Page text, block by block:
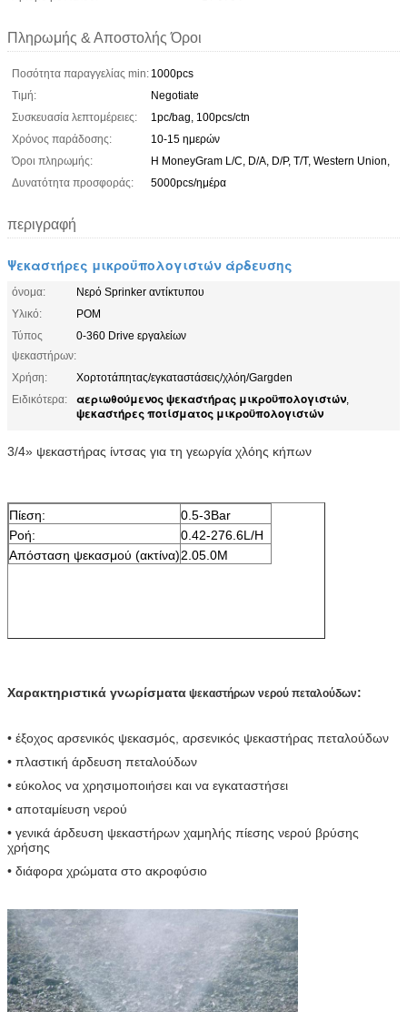
Πληρωμής & Αποστολής Όροι
Ποσότητα παραγγελίας min: 1000pcs
Τιμή:
Negotiate
Συσκευασία λεπτομέρειες:
1pc/bag, 100pcs/ctn
Χρόνος παράδοσης:
10-15 ημερών
Όροι πληρωμής:
Η MoneyGram L/C, D/A, D/P, T/T, Western Union,
Δυνατότητα προσφοράς:
5000pcs/ημέρα
περιγραφή
Ψεκαστήρες μικροϋπολογιστών άρδευσης
όνομα:
Νερό Sprinker αντίκτυπου
Υλικό:
POM
Τύπος
ψεκαστήρων:
0-360 Drive εργαλείων
Χρήση:
Χορτοτάπητας/εγκαταστάσεις/χλόη/Gargden
Ειδικότερα:
αεριωθούμενος ψεκαστήρας μικροϋπολογιστών,
ψεκαστήρες ποτίσματος μικροϋπολογιστών
3/4» ψεκαστήρας ίντσας για τη γεωργία χλόης κήπων
Πίεση:
0.5-3Bar
Ροή:
0.42-276.6L/H
Απόσταση ψεκασμού (ακτίνα)2.05.0M
Χαρακτηριστικά γνωρίσματα ψεκαστήρων νερού πεταλούδων:
• έξοχος αρσενικός ψεκασμός, αρσενικός ψεκαστήρας πεταλούδων
• πλαστική άρδευση πεταλούδων
• εύκολος να χρησιμοποιήσει και να εγκαταστήσει
• αποταμίευση νερού
• γενικά άρδευση ψεκαστήρων χαμηλής πίεσης νερού βρύσης
χρήσης
• διάφορα χρώματα στο ακροφύσιο